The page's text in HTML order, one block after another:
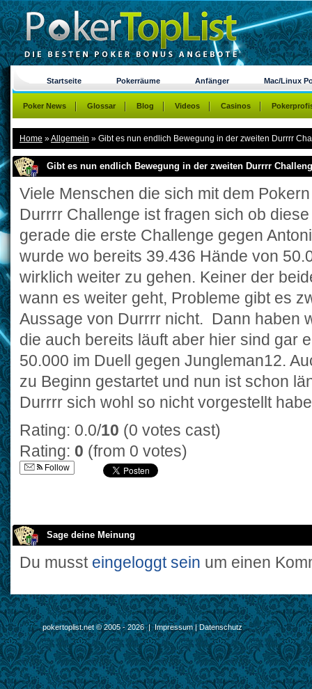
Home »Allgemein » Gibt es nun endlich Bewegung in der zweiten Durrrr
Gibt es nun endlich Bewegung in der zweiten Durrrr
Viele Menschen die sich mit dem
Durrrr Challenge ist fragen sich ob
gerade die erste Challenge gegen
wurde wo bereits 39.436 Hände von
wirklich weiter zu gehen. Keiner der
wann es weiter geht, Probleme gibt es
Aussage von Durrrr nicht. Dann haben
die auch bereits läuft aber hier sind gar
50.000 im Duell gegen Jungleman12.
zu Beginn gestartet und nun ist schon
Durrrr sich wohl so nicht vorgestellt
Rating: 0.0/10 (0 votes cast)
Rating: 0 (from 0 votes)
Follow
Sage deine Meinung
Du musst eingeloggt sein um einen
Startseite Pokerräume Anfänger Mac/Linux
Poker News Glossar Blog Videos Casinos
pokertoplist.net © 2005 - 2026 |Impressum|Datenschutz